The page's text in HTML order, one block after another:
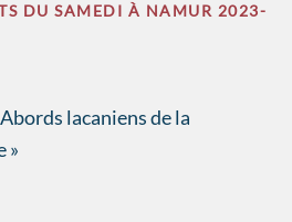
DU SAMEDI À NAMUR 2023-
lacaniens de la
»